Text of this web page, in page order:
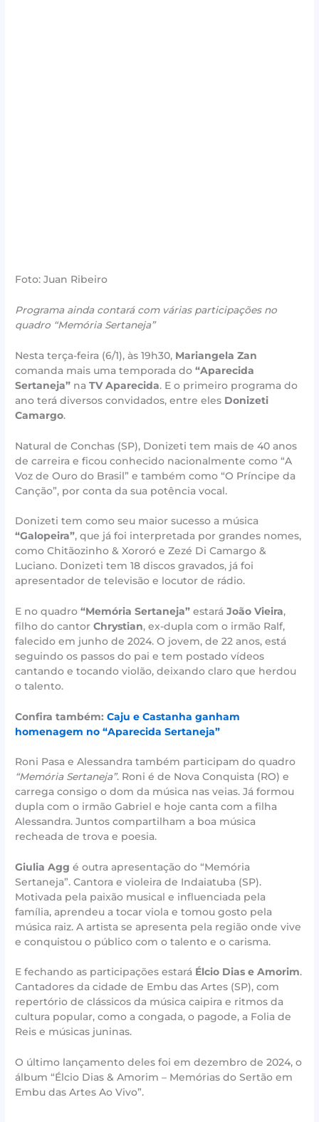
Foto: Juan Ribeiro
Programa ainda contará com várias participações no
quadro “Memória Sertaneja”
Nesta terça-feira (6/1), às 19h30, Mariangela Zan
comanda mais uma temporada do“Aparecida
Sertaneja” naTV Aparecida. E o primeiro programa do
ano terá diversos convidados, entre eles Donizeti
Camargo.
Natural de Conchas (SP), Donizeti tem mais de 40 anos
de carreira e ficou conhecido nacionalmente como “A
Voz de Ouro do Brasil” e também como “O Príncipe da
Canção”, por conta da sua potência vocal.
Donizeti tem como seu maior sucesso a música
“Galopeira”, que já foi interpretada por grandes nomes,
como Chitãozinho & Xororó e Zezé Di Camargo &
Luciano. Donizeti tem 18 discos gravados, já foi
apresentador de televisão e locutor de rádio.
E no quadro“Memória Sertaneja” estaráJoão Vieira,
filho do cantorChrystian, ex-dupla com o irmão Ralf,
falecido em junho de 2024. O jovem, de 22 anos, está
seguindo os passos do pai e tem postado vídeos
cantando e tocando violão, deixando claro que herdou
o talento.
Confira também:Caju e Castanha ganham
homenagem no “Aparecida Sertaneja”
Roni Pasa e Alessandra também participam do quadro
“Memória Sertaneja”. Roni é de Nova Conquista (RO) e
carrega consigo o dom da música nas veias. Já formou
dupla com o irmão Gabriel e hoje canta com a filha
Alessandra. Juntos compartilham a boa música
recheada de trova e poesia.
Giulia Agg é outra apresentação do “Memória
Sertaneja”. Cantora e violeira de Indaiatuba (SP).
Motivada pela paixão musical e influenciada pela
família, aprendeu a tocar viola e tomou gosto pela
música raiz. A artista se apresenta pela região onde vive
e conquistou o público com o talento e o carisma.
E fechando as participações estará Élcio Dias e Amorim.
Cantadores da cidade de Embu das Artes (SP), com
repertório de clássicos da música caipira e ritmos da
cultura popular, como a congada, o pagode, a Folia de
Reis e músicas juninas.
O último lançamento deles foi em dezembro de 2024, o
álbum “Élcio Dias & Amorim – Memórias do Sertão em
Embu das Artes Ao Vivo”.